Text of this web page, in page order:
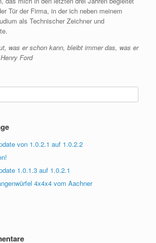
Tür der Firma, in der ich neben meinem
als Technischer Zeichner und
was er schon kann, bleibt immer das, was er
Ford
von 1.0.2.1 auf 1.0.2.2
1.0.1.3 auf 1.0.2.1
4x4x4 vom Aachner